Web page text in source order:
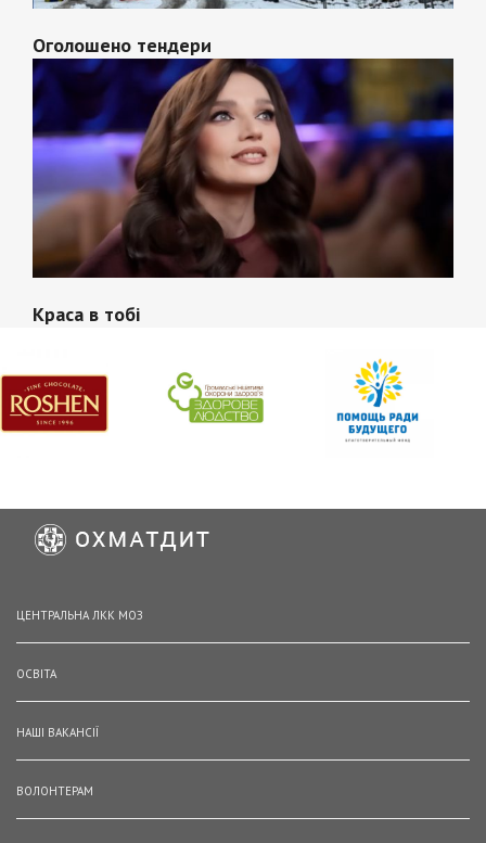
Оголошено тендери
Краса в тобі
ЦЕНТРАЛЬНА ЛКК МОЗ
ОСВІТА
НАШІ ВАКАНСІЇ
ВОЛОНТЕРАМ